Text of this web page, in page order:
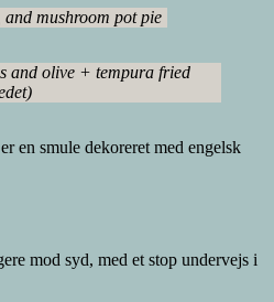
and mushroom pot pie
and olive + tempura fried
en smule dekoreret med engelsk
mod syd, med et stop undervejs i